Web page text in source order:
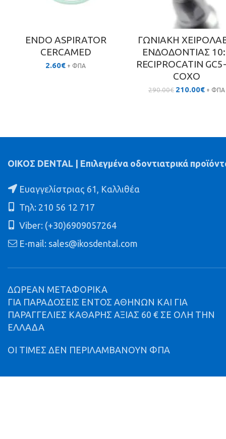
ENDO ASPIRATOR
CERCAMED
2.60€ + ΦΠΑ
ΓΩΝΙΑΚΗ
ΕΝΔΟΔΟΝΤΙΑΣ
RECIPROCATIN
COXO
290.00€ Original
210.00€Η+ ΦΠΑ
ΟΙΚΟΣ DENTAL | Επιλεγμένα οδοντιατρικά
Ευαγγελίστριας 61, Καλλιθέα
Τηλ: 210 56 12 717
Viber: (+30)6909057264
E-mail: sales@ikosdental.com
ΔΩΡΕΑΝ ΜΕΤΑΦΟΡΙΚΑ
ΓΙΑ ΠΑΡΑΔΟΣΕΙΣ ΕΝΤΟΣ ΑΘΗΝΩΝ ΚΑΙ ΓΙΑ
ΠΑΡΑΓΓΕΛΙΕΣ ΚΑΘΑΡΗΣ ΑΞΙΑΣ 60 € ΣΕ ΟΛΗ ΤΗΝ
ΕΛΛΑΔΑ
ΟΙ ΤΙΜΕΣ ΔΕΝ ΠΕΡΙΛΑΜΒΑΝΟΥΝ ΦΠΑ